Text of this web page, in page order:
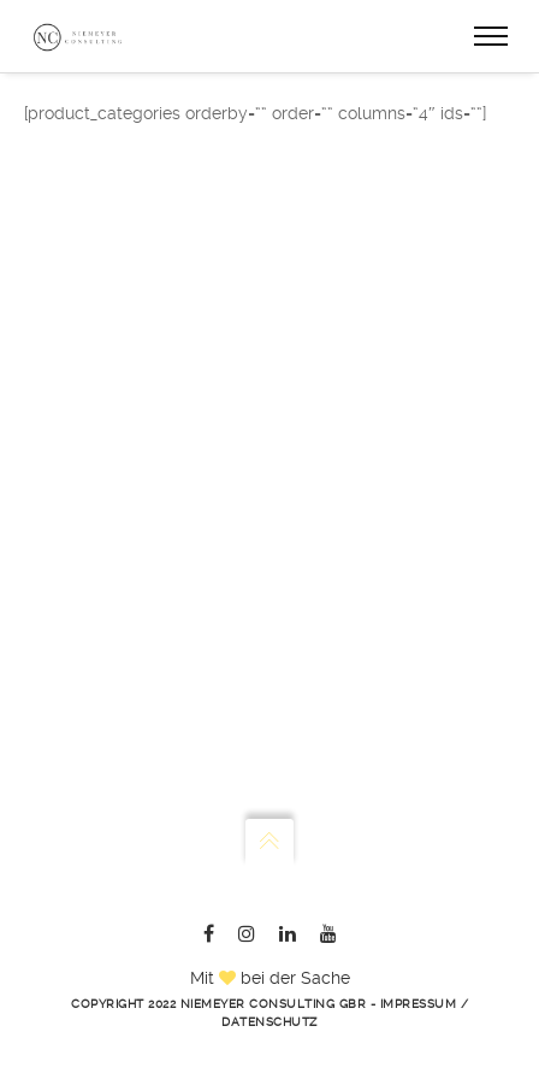
[product_categories orderby=““ order=““ columns=“4″ ids=““]
Mit bei der Sache
COPYRIGHT 2022 NIEMEYER CONSULTING GBR - IMPRESSUM /
DATENSCHUTZ